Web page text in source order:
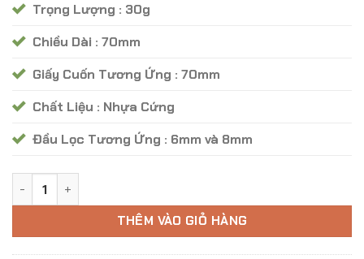
Trọng Lượng : 30g
Chiều Dài : 70mm
Giấy Cuốn Tương Ứng : 70mm
Chất Liệu : Nhựa Cứng
Đầu Lọc Tương Ứng : 6mm và 8mm
THÊM VÀO GIỎ HÀNG